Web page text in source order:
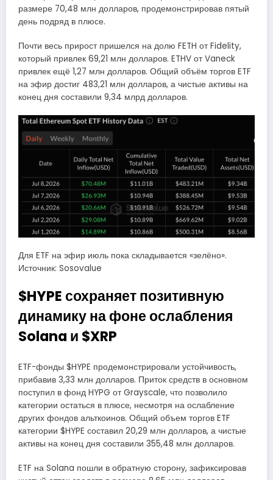
размере 70,48 млн долларов, продемонстрировав пятый
день подряд в плюсе.
Почти весь прирост пришелся на долю FETH от Fidelity,
который привлек 69,21 млн долларов. ETHV от Vaneck
привлек ещё 1,27 млн долларов. Общий объём торгов ETF
на эфир достиг 483,21 млн долларов, а чистые активы на
конец дня составили 9,34 млрд долларов.
Для ETF на эфир июль пока складывается «зелёно».
Источник: Sosovalue
$HYPE сохраняет позитивную
динамику на фоне ослабления
Solana и $XRP
ETF-фонды $HYPE продемонстрировали устойчивость,
прибавив 3,33 млн долларов. Приток средств в основном
поступил в фонд HYPG от Grayscale, что позволило
категории остаться в плюсе, несмотря на ослабление
других фондов альткоинов. Общий объем торгов ETF
категории $HYPE составил 20,29 млн долларов, а чистые
активы на конец дня составили 355,48 млн долларов.
ETF на Solana пошли в обратную сторону, зафиксировав